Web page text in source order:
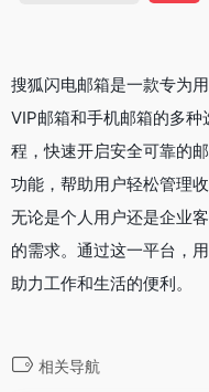
搜狐闪电邮箱是一款专为
VIP邮箱和手机邮箱的多
程，快速开启安全可靠的
功能，帮助用户轻松管理
无论是个人用户还是企业
的需求。通过这一平台，
助力工作和生活的便利。
相关导航